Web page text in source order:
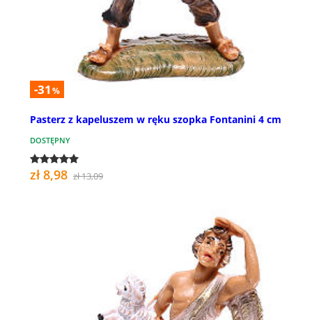
-31 %
Pasterz z kapeluszem w ręku szopka Fontanini 4 cm
DOSTĘPNY
zł 8,98 zł 13,09